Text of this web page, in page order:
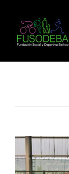
contenido